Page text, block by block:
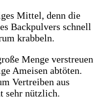
Mittel, denn die
Backpulvers schnell
krabbeln.
Menge verstreuen
Ameisen abtöten.
Vertreiben aus
sehr nützlich.